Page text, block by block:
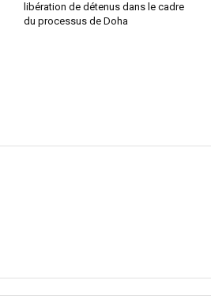
libération de détenus dans le cadre
du processus de Doha